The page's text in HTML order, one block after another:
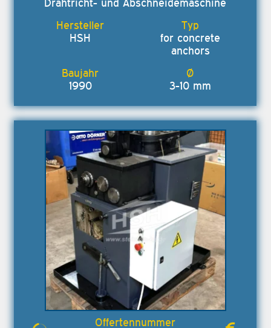
Drahtricht- und Abschneidemaschine
HSH
for concrete
anchors
1990 3-10 mm